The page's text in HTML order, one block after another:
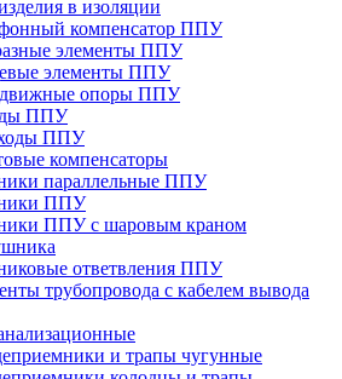
в изоляции
компенсатор ППУ
элементы ППУ
элементы ППУ
опоры ППУ
ППУ
ППУ
компенсаторы
параллельные ППУ
ППУ
ППУ с шаровым краном
ответвления ППУ
трубопровода с кабелем вывода
и трапы чугунные